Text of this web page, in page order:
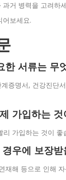
거 병력을 고려하
어보세요.
한 서류는 무
증명서, 건강진단
가입하는 것
가입하는 것이
우에 보장
재해 등으로 인해